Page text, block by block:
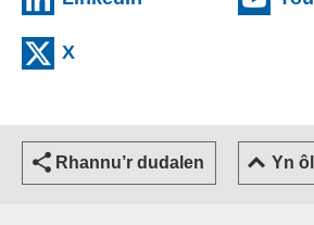
X
Rhannu’r dudalen Yn